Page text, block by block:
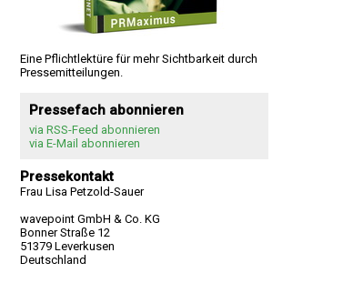
Eine Pflichtlektüre für mehr Sichtbarkeit durch
Pressemitteilungen.
Pressefach abonnieren
via RSS-Feed abonnieren
via E-Mail abonnieren
Pressekontakt
Frau Lisa Petzold-Sauer
wavepoint GmbH & Co. KG
Bonner Straße 12
51379 Leverkusen
Deutschland